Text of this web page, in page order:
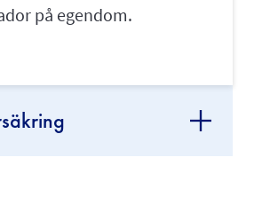
på egendom.